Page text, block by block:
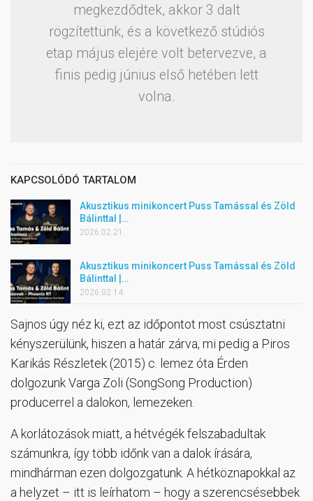
megkezdődtek, akkor 3 dalt
rögzítettünk, és a következő stúdiós
etap május elejére volt betervezve, a
finis pedig június első hetében lett
volna.
KAPCSOLÓDÓ TARTALOM
Akusztikus minikoncert Puss Tamással és Zöld
Bálinttal |…
2026.02.21.
Akusztikus minikoncert Puss Tamással és Zöld
Bálinttal |…
2026.02.14.
Sajnos úgy néz ki, ezt az időpontot most csúsztatni
kényszerülünk, hiszen a határ zárva, mi pedig a Piros
Karikás Részletek (2015) c. lemez óta Érden
dolgozunk Varga Zoli (SongSong Production)
producerrel a dalokon, lemezeken.
A korlátozások miatt, a hétvégék felszabadultak
számunkra, így több időnk van a dalok írására,
mindhárman ezen dolgozgatunk. A hétköznapokkal az
a helyzet – itt is leírhatom – hogy a szerencsésebbek